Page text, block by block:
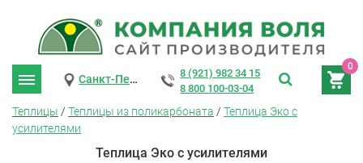
0
Санкт-Петербург
8 (921) 982 34 15
8 800 100-03-04
Теплицы / Теплицы из поликарбоната / Теплица Эко с
усилителями
Теплица Эко с усилителями